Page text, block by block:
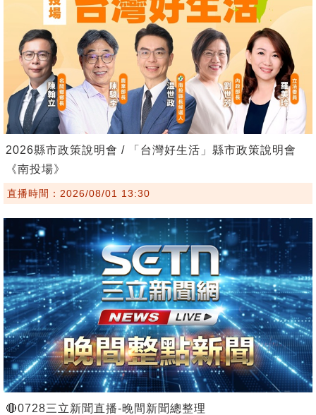
2026縣市政策說明會 / 「台灣好生活」縣市政策說明會
《南投場》
直播時間：2026/08/01 13:30
🔴0728三立新聞直播-晚間新聞總整理